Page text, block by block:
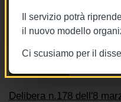
Il servizio potrà
il nuovo modello
Ci scusiamo per il
Delibera n.178
Tags Toscana
BURT
Sistema sanitario
Delibera n.178 dell'8